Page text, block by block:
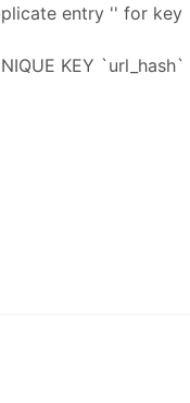
entry '' for key
KEY `url_hash`